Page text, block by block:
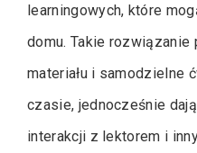
learningowych, które
domu. Takie rozwiązanie
materiału i samodzielne
czasie, jednocześnie
interakcji z lektorem i